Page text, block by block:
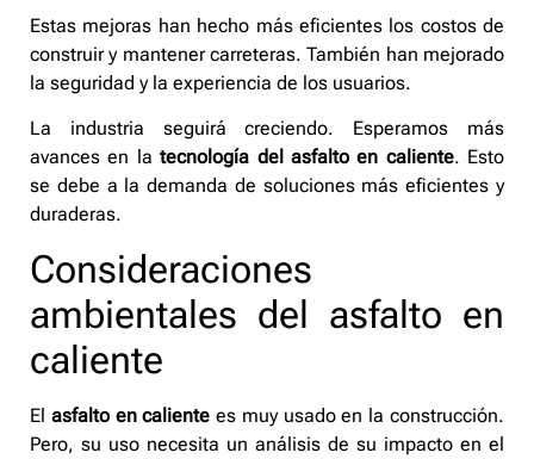
Estas mejoras han hecho más eficientes los costos de
construir y mantener carreteras. También han mejorado
la seguridad y la experiencia de los usuarios.
La industria seguirá creciendo. Esperamos más
avances en latecnología del asfalto en caliente. Esto
se debe a la demanda de soluciones más eficientes y
duraderas.
Consideraciones
ambientales del asfalto en
caliente
El asfalto en caliente es muy usado en la construcción.
Pero, su uso necesita un análisis de su impacto en el